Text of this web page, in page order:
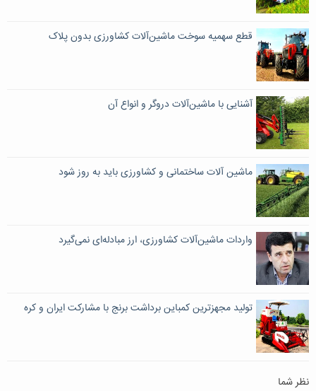
قطع سهمیه سوخت ماشین‌آلات کشاورزی بدون پلاک
آشنایی با ماشین‌‌آلات دروگر و انواع آن
ماشین آلات ساختمانی و کشاورزی باید به روز شود
واردات ماشین‌آلات کشاورزی، ارز مبادله‌ای نمی‌گیرد
تولید مجهزترین کمباین برداشت برنج با مشارکت ایران و کره
نظر شما